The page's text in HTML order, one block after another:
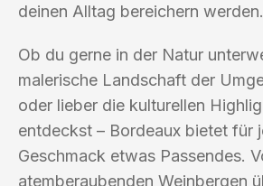
deinen Alltag bereichern werden.
Ob du gerne in der Natur
malerische Landschaft der
oder lieber die kulturellen
entdeckst – Bordeaux bietet für
Geschmack etwas Passendes.
atemberaubenden Weinbergen